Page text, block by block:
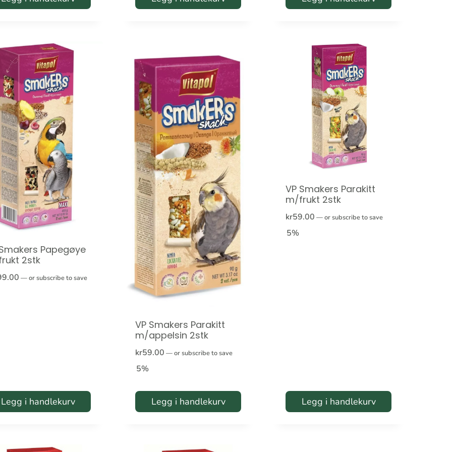
Papegøye
2stk
—or subscribe to save
Legg i handlekurv
VP Smakers Parakitt
m/appelsin 2stk
kr59.00 —or subscribe to save
5%
Legg i handlekurv
VP Smakers Parakitt
m/frukt 2stk
kr59.00 —or subscribe to save
5%
Legg i handlekurv